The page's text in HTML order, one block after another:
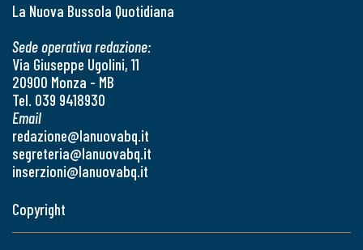
La Nuova Bussola Quotidiana
Sede operativa redazione:
Via Giuseppe Ugolini, 11
20900 Monza - MB
Tel. 039 9418930
Email
redazione@lanuovabq.it
segreteria@lanuovabq.it
inserzioni@lanuovabq.it
Copyright